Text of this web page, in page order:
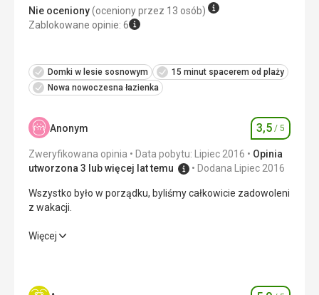
Nie oceniony(oceniony przez 13 osób)
Zablokowane opinie: 6
Domki w lesie sosnowym
15 minut spacerem od plaży
Nowa nowoczesna łazienka
Anonym Ocena
3,5 / 5
Zweryfikowana opinia Data pobytu: Lipiec 2016
Opinia
utworzona 3 lub więcej lat temu
Dodana Lipiec 2016
Wszystko było w porządku, byliśmy całkowicie zadowoleni
z wakacji.
Wszystko było w porządku, byliśmy całkowicie zadowoleni
Więcej